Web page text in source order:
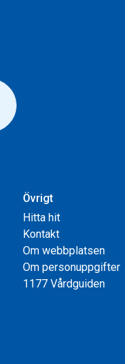
Övrigt
Hitta hit
Kontakt
Om webbplatsen
Om personuppgifter
1177 Vårdguiden